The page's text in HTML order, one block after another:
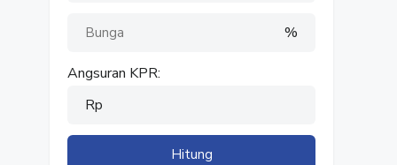
%
Angsuran KPR:
Rp
Hitung